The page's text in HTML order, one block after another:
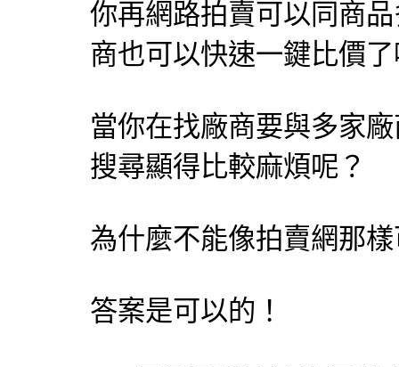
你再網路拍賣可以同商
商也可以快速一鍵比價
當你在找廠商要與多家
搜尋顯得比較麻煩呢？
為什麼不能像拍賣網那
答案是可以的！